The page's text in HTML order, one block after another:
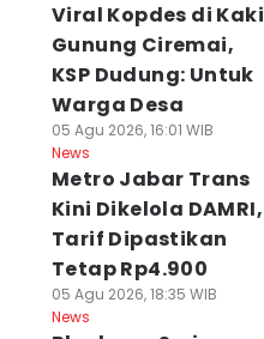
Viral Kopdes di Kaki
Gunung Ciremai,
KSP Dudung: Untuk
Warga Desa
05 Agu 2026, 16:01 WIB
News
Metro Jabar Trans
Kini Dikelola DAMRI,
Tarif Dipastikan
Tetap Rp4.900
05 Agu 2026, 18:35 WIB
News